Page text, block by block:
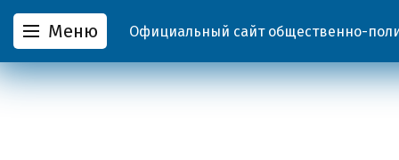
Меню Официальный сайт общественно-